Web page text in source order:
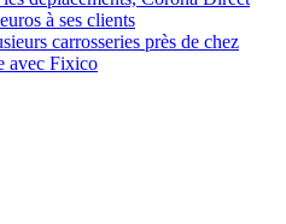
à ses clients
carrosseries près de chez
avec Fixico